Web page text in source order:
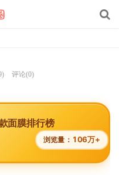
评论(0)
面膜排行榜
浏览量： 106万+